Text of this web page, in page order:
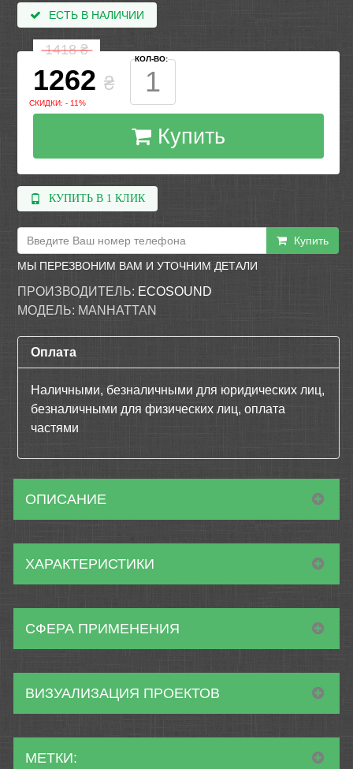
ЕСТЬ В НАЛИЧИИ
1418₴
1262 ₴
СКИДКИ: - 11%
КОЛ-ВО:
Купить
КУПИТЬ В 1 КЛИК
Купить
МЫ ПЕРЕЗВОНИМ ВАМ И УТОЧНИМ ДЕТАЛИ
ПРОИЗВОДИТЕЛЬ: ECOSOUND
МОДЕЛЬ: MANHATTAN
Оплата
Наличными, безналичными для юридических лиц,
безналичными для физических лиц, оплата
частями
ОПИСАНИЕ
ХАРАКТЕРИСТИКИ
СФЕРА ПРИМЕНЕНИЯ
ВИЗУАЛИЗАЦИЯ ПРОЕКТОВ
МЕТКИ: